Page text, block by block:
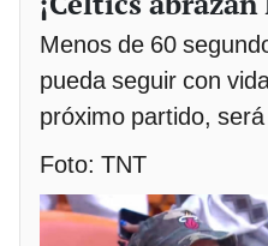
Menos de 60
pueda seguir con
próximo partido,
Foto: TNT